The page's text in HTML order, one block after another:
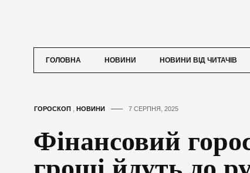
ГОЛОВНА НОВИНИ НОВИНИ ВІД ЧИТАЧІВ
ГОРОСКОП НОВИНИ 7 СЕРПНЯ, 2025
Фінансовий